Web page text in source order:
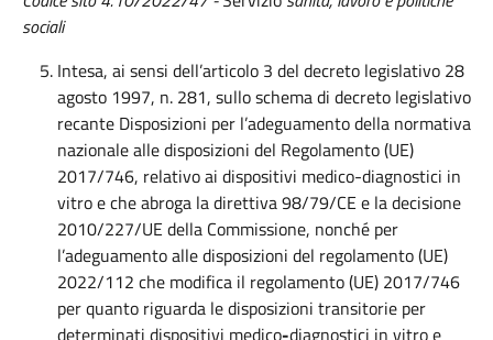
sociali
Intesa, ai sensi dell’articolo 3 del decreto legislativo 28
agosto 1997, n. 281, sullo schema di decreto legislativo
recante Disposizioni per l’adeguamento della normativa
nazionale alle disposizioni del Regolamento (UE)
2017/746, relativo ai dispositivi medico-diagnostici in
vitro e che abroga la direttiva 98/79/CE e la decisione
2010/227/UE della Commissione, nonché per
l’adeguamento alle disposizioni del regolamento (UE)
2022/112 che modifica il regolamento (UE) 2017/746
per quanto riguarda le disposizioni transitorie per
determinati dispositivi medico-diagnostici in vitro e